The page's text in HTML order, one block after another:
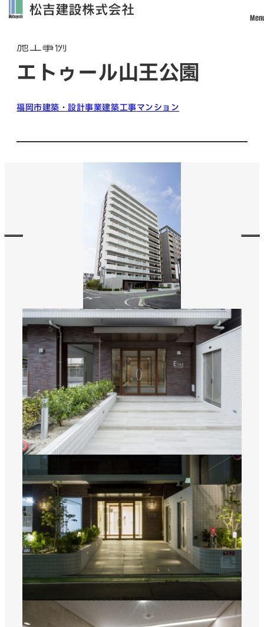
トップ
松吉建設について
管理・改修・リフォーム事業
社員インタビュー
数字から見える松吉建設
募集要項・応募フォーム
インフォメーション
お問い合わせ
サイトマップ
個人情報のお取り扱いについて
お電話でのお問い合わせ
TEL.092-323-3960
受付／8:30〜17:00 (土・日・祝休み)
SNS
matsuyoshi.official
松吉建設株式会社
つむぎの家
施工事例
エトゥール山王公園
福岡市建築・設計事業建築工事マンション